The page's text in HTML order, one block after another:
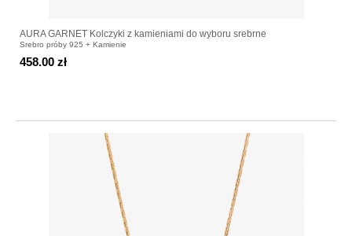
AURA GARNET Kolczyki z kamieniami do wyboru srebrne
Srebro próby 925 + Kamienie
458.00 zł